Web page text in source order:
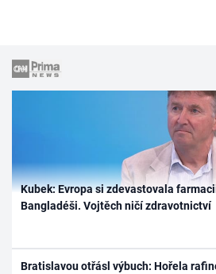
Kubek: Evropa si zdevastovala
Bangladéši. Vojtěch ničí zdravotnictví
Bratislavou otřásl výbuch: Hořela